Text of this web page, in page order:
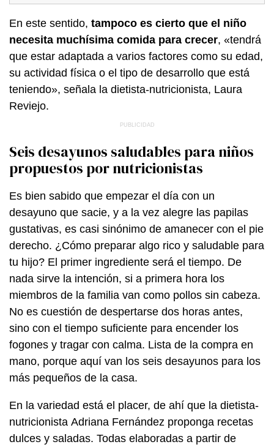
En este sentido, tampoco es cierto que el niño
necesita muchísima comida para crecer, «tendrá
que estar adaptada a varios factores como su edad,
su actividad física o el tipo de desarrollo que está
teniendo», señala la dietista-nutricionista, Laura
Reviejo.
Seis desayunos saludables para niños
propuestos por nutricionistas
Es bien sabido que empezar el día con un
desayuno que sacie, y a la vez alegre las papilas
gustativas, es casi sinónimo de amanecer con el pie
derecho. ¿Cómo preparar algo rico y saludable para
tu hijo? El primer ingrediente será el tiempo. De
nada sirve la intención, si a primera hora los
miembros de la familia van como pollos sin cabeza.
No es cuestión de despertarse dos horas antes,
sino con el tiempo suficiente para encender los
fogones y tragar con calma. Lista de la compra en
mano, porque aquí van los seis desayunos para los
más pequeños de la casa.
En la variedad está el placer, de ahí que la dietista-
nutricionista Adriana Fernández proponga recetas
dulces y saladas. Todas elaboradas a partir de